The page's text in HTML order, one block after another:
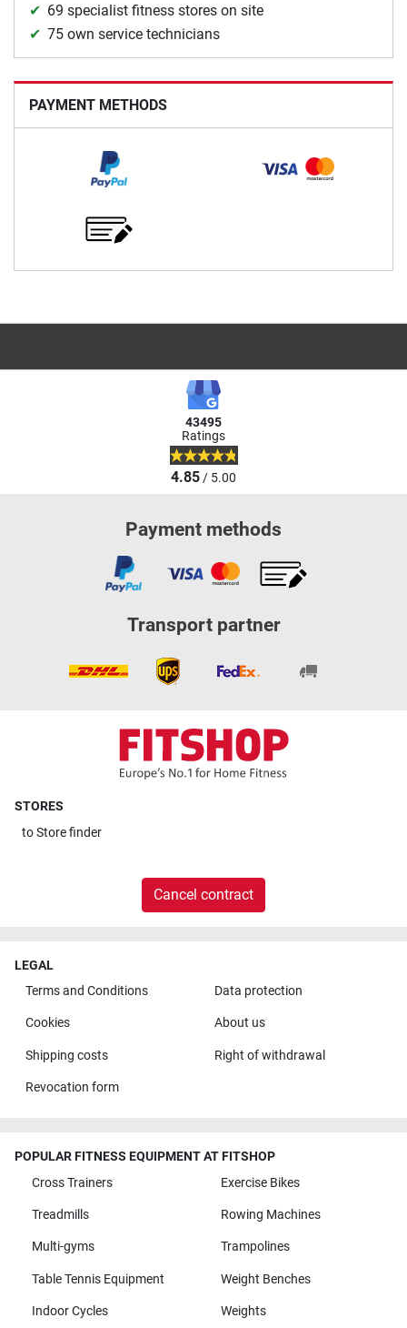
69 specialist fitness stores on site
75 own service technicians
PAYMENT METHODS
43495
Ratings
4.85/ 5.00
Payment methods
Transport partner
STORES
toStore finder
Cancel contract
LEGAL
Terms and Conditions
Data protection
Cookies About us
Shipping costs Right of withdrawal
Revocation form
POPULAR FITNESS EQUIPMENT AT FITSHOP
Cross Trainers
Exercise Bikes
Treadmills Rowing Machines
Multi-gyms Trampolines
Table Tennis Equipment Weight Benches
Indoor Cycles Weights